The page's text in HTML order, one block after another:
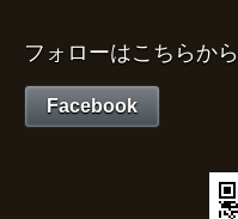
フォローはこちらから
Facebook